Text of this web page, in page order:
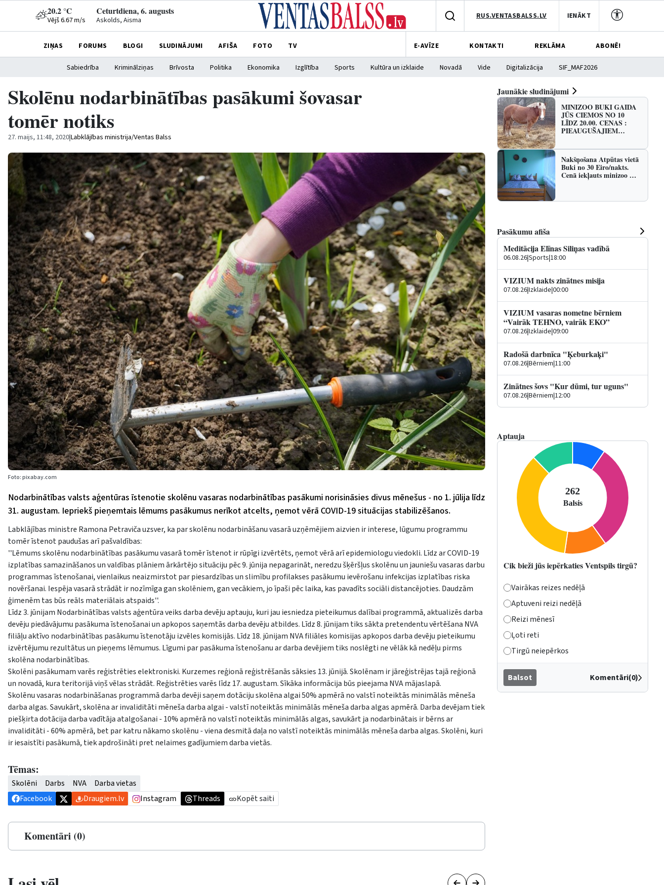
20.2 °C
Vējš 6.67 m/s
Ceturtdiena, 6. augusts
Askolds, Aisma RUS.VENTASBALSS.LV IENĀKT
ZIŅAS FORUMS BLOGI SLUDINĀJUMI AFIŠA FOTO TV E-AVĪZE KONTAKTI REKLĀMA ABONĒ!
Sabiedrība Kriminālziņas Brīvosta Politika Ekonomika Izglītība Sports Kultūra un izklaide Novadā Vide Digitalizācija SIF_MAF2026
Skolēnu nodarbinātības pasākumi šovasar
tomēr notiks
27. maijs, 11:48, 2020|Labklājības ministrija/Ventas Balss
Foto: pixabay.com
Nodarbinātības valsts aģentūras īstenotie skolēnu vasaras nodarbinātības pasākumi norisināsies divus mēnešus - no 1. jūlija līdz
31. augustam. Iepriekš pieņemtais lēmums pasākumus nerīkot atcelts, ņemot vērā COVID-19 situācijas stabilizēšanos.
Labklājības ministre Ramona Petraviča uzsver, ka par skolēnu nodarbināšanu vasarā uzņēmējiem aizvien ir interese, lūgumu programmu
tomēr īstenot paudušas arī pašvaldības:
''Lēmums skolēnu nodarbinātības pasākumu vasarā tomēr īstenot ir rūpīgi izvērtēts, ņemot vērā arī epidemiologu viedokli. Līdz ar COVID-19
izplatības samazināšanos un valdības plāniem ārkārtējo situāciju pēc 9. jūnija nepagarināt, neredzu šķēršļus skolēnu un jauniešu vasaras darbu
programmas īstenošanai, vienlaikus neaizmirstot par piesardzības un slimību profilakses pasākumu ievērošanu infekcijas izplatības riska
novēršanai. Iespēja vasarā strādāt ir nozīmīga gan skolēniem, gan vecākiem, jo īpaši pēc laika, kas pavadīts sociāli distancējoties. Daudzām
ģimenēm tas būs reāls materiālais atspaids''.
Līdz 3. jūnijam Nodarbinātības valsts aģentūra veiks darba devēju aptauju, kuri jau iesniedza pieteikumus dalībai programmā, aktualizēs darba
devēju piedāvājumu pasākuma īstenošanai un apkopos saņemtās darba devēju atbildes. Līdz 8. jūnijam tiks sākta pretendentu vērtēšana NVA
filiāļu aktīvo nodarbinātības pasākumu īstenotāju izvēles komisijās. Līdz 18. jūnijam NVA filiāles komisijas apkopos darba devēju pieteikumu
izvērtējumu rezultātus un pieņems lēmumus. Līgumi par pasākuma īstenošanu ar darba devējiem tiks noslēgti ne vēlāk kā nedēļu pirms
skolēna nodarbinātības.
Skolēni pasākumam varēs reģistrēties elektroniski. Kurzemes reģionā reģistrēšanās sāksies 13. jūnijā. Skolēnam ir jāreģistrējas tajā reģionā
un novadā, kura teritorijā viņš vēlas strādāt. Reģistrēties varēs līdz 17. augustam. Sīkāka informācija būs pieejama NVA mājaslapā.
Skolēnu vasaras nodarbināšanas programmā darba devēji saņem dotāciju skolēna algai 50% apmērā no valstī noteiktās minimālās mēneša
darba algas. Savukārt, skolēna ar invaliditāti mēneša darba algai - valstī noteiktās minimālās mēneša darba algas apmērā. Darba devējam tiek
piešķirta dotācija darba vadītāja atalgošanai - 10% apmērā no valstī noteiktās minimālās algas, savukārt ja nodarbinātais ir bērns ar
invaliditāti - 60% apmērā, bet par katru nākamo skolēnu - viena desmitā daļa no valstī noteiktās minimālās mēneša darba algas. Skolēni, kuri
ir iesaistīti pasākumā, tiek apdrošināti pret nelaimes gadījumiem darba vietās.
Tēmas:
Skolēni Darbs NVA
Darba vietas
Facebook
Draugiem.lv Instagram Threads Kopēt saiti
Komentāri (0)
Jaunākie sludinājumi
MINIZOO BUKI GAIDA
JŪS CIEMOS NO 10
LĪDZ 20.00. CENAS :
PIEAUGUŠAJIEM…
Nakšņošana Atpūtas vietā
Buki no 30 Eiro/nakts.
Cenā iekļauts minizoo …
Pasākumu afiša
Meditācija Elīnas Siliņas vadībā
06.08.26|Sports|18:00
VIZIUM nakts zinātnes misija
07.08.26|Izklaide|00:00
VIZIUM vasaras nometne bērniem
“Vairāk TEHNO, vairāk EKO”
07.08.26|Izklaide|09:00
Radošā darbnīca "Ķeburkaķi"
07.08.26|Bērniem|11:00
Zinātnes šovs "Kur dūmi, tur uguns"
07.08.26|Bērniem|12:00
Aptauja
Cik bieži jūs iepērkaties Ventspils tirgū?
Vairākas reizes nedēļā
Aptuveni reizi nedēļā
Reizi mēnesī
Ļoti reti
Tirgū neiepērkos
Balsot Komentāri(0)